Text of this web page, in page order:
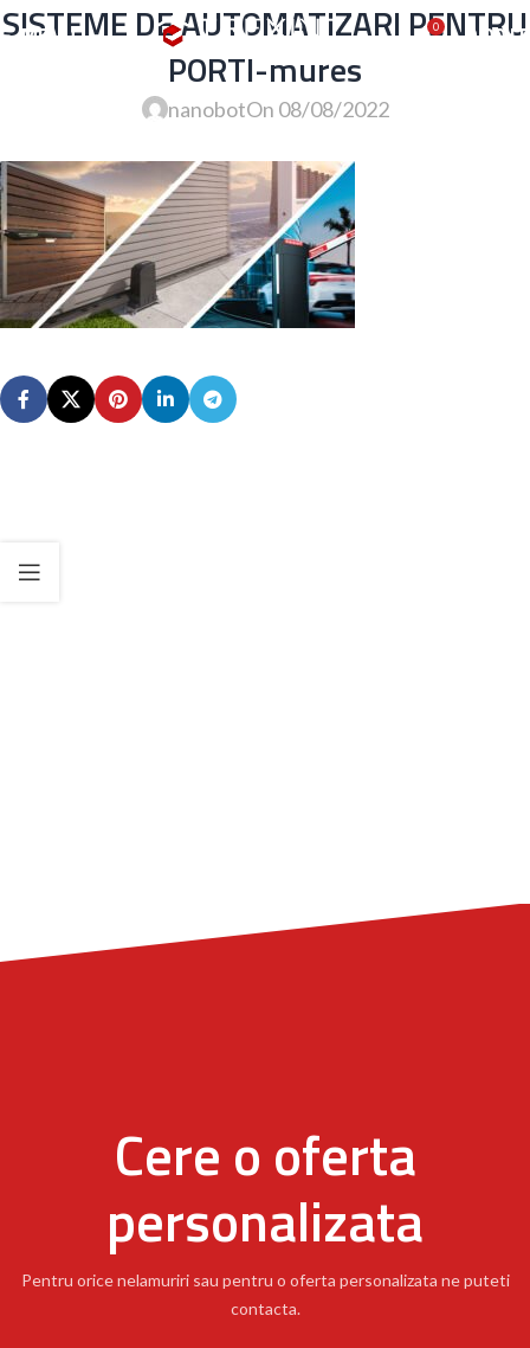
MENU 0 0,00
SISTEME DE AUTOMATIZARI PENTRU
PORTI-mures
nanobotOn 08/08/2022
Cere o oferta
personalizata
Pentru orice nelamuriri sau pentru o oferta personalizata ne puteti
contacta.